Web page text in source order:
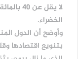
لا يقل
الخضراء.
وأوضح أن الدول
بتنويع اقتصادها